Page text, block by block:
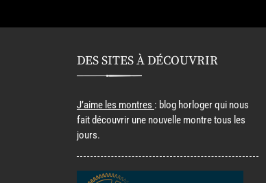
DES SITES À DÉCOUVRIR
J’aime les montres : blog horloger qui nous
fait découvrir une nouvelle montre tous les
jours.